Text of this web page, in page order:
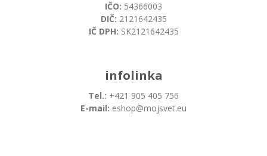
IČO: 54366003
DIČ: 2121642435
IČ DPH: SK2121642435
infolinka
Tel.: +421 905 405 756
E-mail: eshop@mojsvet.eu